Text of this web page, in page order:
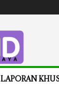
LAPORAN